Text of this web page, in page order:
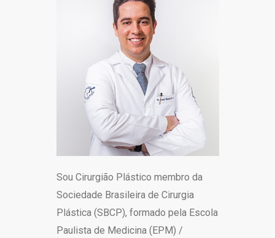
Sou Cirurgião Plástico membro da
Sociedade Brasileira de Cirurgia
Plástica (SBCP), formado pela Escola
Paulista de Medicina (EPM) /